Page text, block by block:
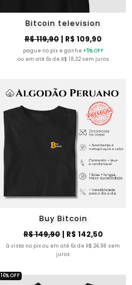
Bitcoin television
R$ 119,90| R$ 109,90
pague no pix e ganhe+5% OFF
ou em até 6x de R$ 18,32 sem juros
Buy Bitcoin
R$ 149,90| R$ 142,50
à vista no pix ou em até 6x de R$ 24,98 sem
juros
16% OFF